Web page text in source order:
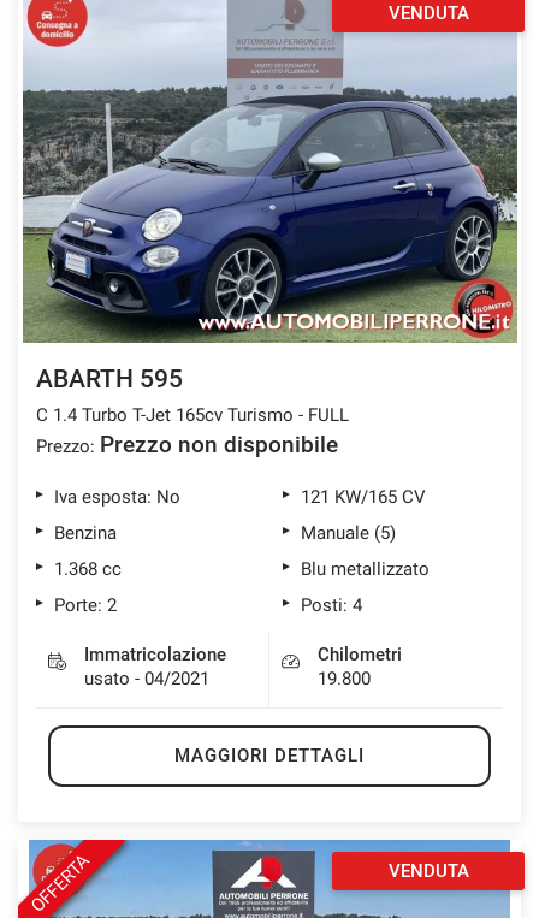
VENDUTA
ABARTH 595
C 1.4 Turbo T-Jet 165cv Turismo - FULL
Prezzo: Prezzo non disponibile
Iva esposta: No
121 KW/165 CV
Benzina
Manuale (5)
1.368 cc
Blu metallizzato
Porte: 2
Posti: 4
Immatricolazione
usato - 04/2021
Chilometri
19.800
MAGGIORI DETTAGLI
OFFERTA VENDUTA